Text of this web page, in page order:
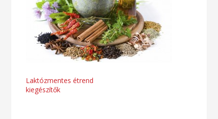
Bejegyzés
Laktózmentes étrend
kiegészítők